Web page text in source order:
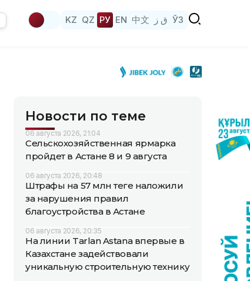
KZ QZ РУ EN 中文 ق ز ЎЗ
Новости по теме
06 августа 2026, 21:04
Сельскохозяйственная ярмарка
пройдет в Астане 8 и 9 августа
06 августа 2026, 20:48
Штрафы на 57 млн теңге наложили
за нарушения правил
благоустройства в Астане
06 августа 2026, 20:35
На линии Tarlan Astana впервые в
Казахстане задействовали
уникальную строительную технику